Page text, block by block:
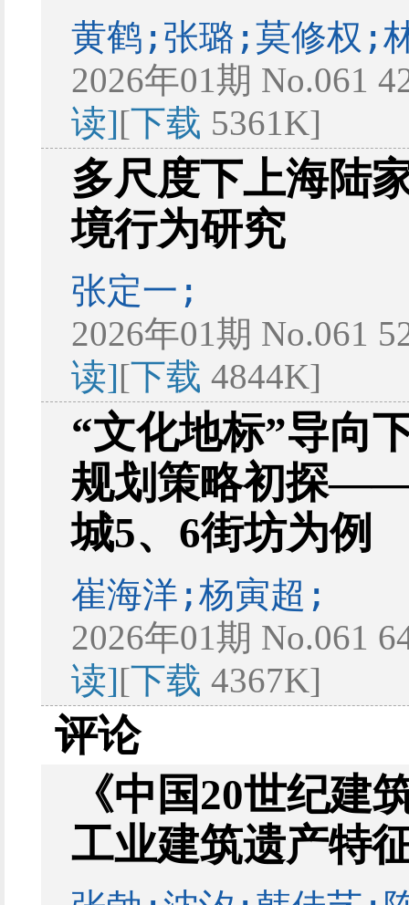
黄鹤;张璐;莫修权;
2026年01期 No.061
读][下载 5361K]
多尺度下上海陆
境行为研究
张定一;
2026年01期 No.061
读][下载 4844K]
“文化地标”导向
规划策略初探
城5、6街坊为例
崔海洋;杨寅超;
2026年01期 No.061
读][下载 4367K]
评论
《中国20世纪建
工业建筑遗产特